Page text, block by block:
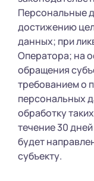
Персональные
достижению
данных; при
Оператора; на
обращения
требованием о
персональных
обработку
течение 30
будет
субъекту.